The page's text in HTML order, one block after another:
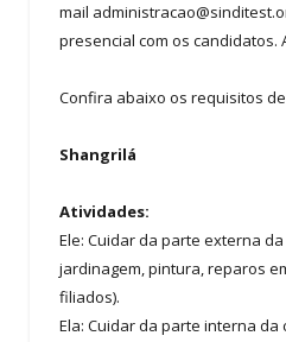
mail
presencial com os candidatos.
Confira abaixo os requisitos
Shangrilá
Atividades:
Ele: Cuidar da parte externa
jardinagem, pintura, reparos
filiados).
Ela: Cuidar da parte interna da